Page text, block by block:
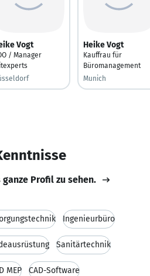
Vogt
/ Manager
Heike Vogt
Kauffrau für
Büromanagement
Munich
Profil zu sehen.
Ingenieurbüro
Sanitärtechnik
MEP CAD-Software